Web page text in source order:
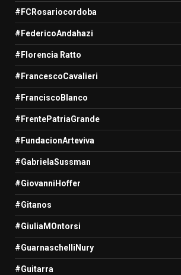
#FCRosariocordoba
#FedericoAndahazi
#Florencia Ratto
#FrancescoCavalieri
#FranciscoBlanco
#FrentePatriaGrande
#FundacionArteviva
#GabrielaSussman
#GiovanniHoffer
#Gitanos
#GiuliaMOntorsi
#GuarnaschelliNury
#Guitarra